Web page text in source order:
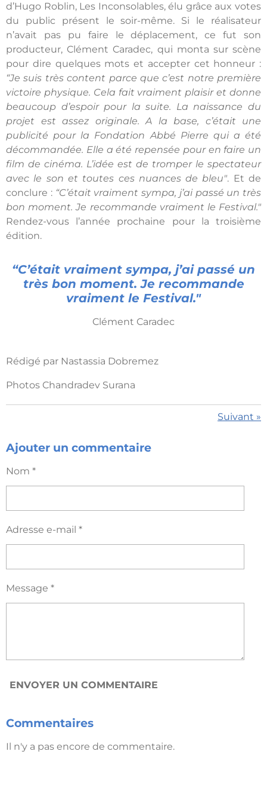
d’Hugo Roblin, Les Inconsolables, élu grâce aux votes
du public présent le soir-même. Si le réalisateur
n’avait pas pu faire le déplacement, ce fut son
producteur, Clément Caradec, qui monta sur scène
pour dire quelques mots et accepter cet honneur :
“Je suis très content parce que c’est notre première
victoire physique. Cela fait vraiment plaisir et donne
beaucoup d’espoir pour la suite. La naissance du
projet est assez originale. A la base, c’était une
publicité pour la Fondation Abbé Pierre qui a été
décommandée. Elle a été repensée pour en faire un
film de cinéma. L’idée est de tromper le spectateur
avec le son et toutes ces nuances de bleu". Et de
conclure : “C’était vraiment sympa, j’ai passé un très
bon moment. Je recommande vraiment le Festival."
Rendez-vous l’année prochaine pour la troisième
édition.
“C’était vraiment sympa, j’ai passé un
très bon moment. Je recommande
vraiment le Festival."
Clément Caradec
Rédigé par Nastassia Dobremez
Photos Chandradev Surana
Suivant »
Ajouter un commentaire
Nom *
Adresse e-mail *
Message *
ENVOYER UN COMMENTAIRE
Commentaires
Il n'y a pas encore de commentaire.